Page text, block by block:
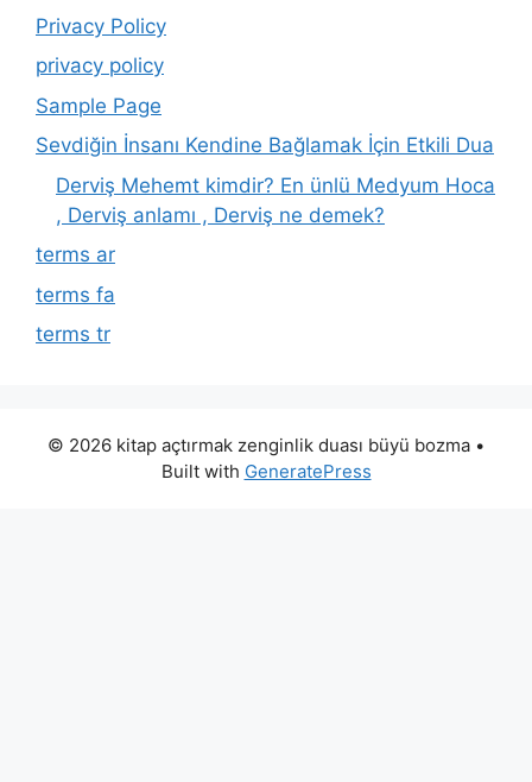
Privacy Policy
privacy policy
Sample Page
Sevdiğin İnsanı Kendine Bağlamak İçin Etkili Dua
Derviş Mehemt kimdir? En ünlü Medyum Hoca
, Derviş anlamı , Derviş ne demek?
terms ar
terms fa
terms tr
© 2026 kitap açtırmak zenginlik duası büyü bozma •
Built with GeneratePress